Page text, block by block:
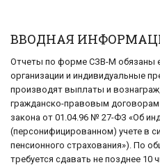
ВВОДНАЯ
Отчеты по форме СЗВ-М обязаны
организации и индивидуальные
производят выплаты и
гражданско-правовым договорам
закона от 01.04.96 № 27-ФЗ «Об
(персонифицированном) учете в
пенсионного страхования»). По
требуется сдавать не позднее 10